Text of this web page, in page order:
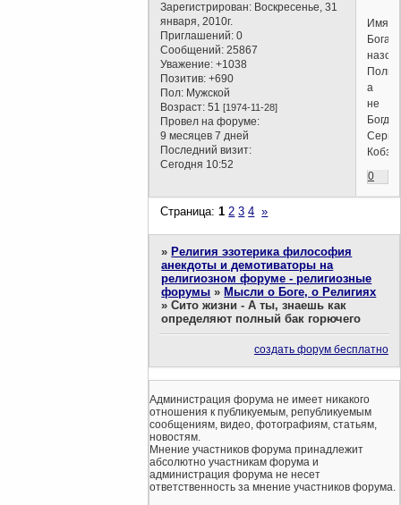
Зарегистрирован: Воскресенье, 31
января, 2010г.
Приглашений: 0
Сообщений: 25867
Уважение: +1038
Позитив: +690
Пол: Мужской
Возраст: 51[1974-11-28]
Провел на форуме:
9 месяцев 7 дней
Последний визит:
Сегодня 10:52
Имя
Бога
а
не
Богдан
0
Страница:1 2 3 4 »
» Религия эзотерика философия
анекдоты и демотиваторы на
религиозном форуме - религиозные
форумы » Мысли о Боге, о Религиях
»Сито жизни - А ты, знаешь как
определяют полный бак горючего
создать форум бесплатно
Администрация форума не имеет никакого
отношения к публикуемым, републикуемым
сообщениям, видео, фотографиям, статьям,
новостям.
Мнение участников форума принадлежит
абсолютно участникам форума и
администрация форума не несет
ответственность за мнение участников форума.